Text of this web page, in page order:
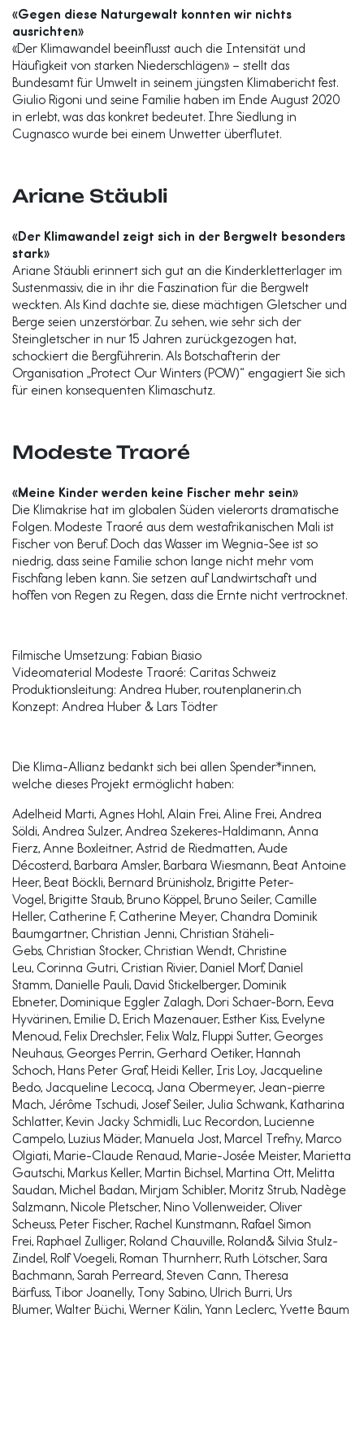
«Gegen diese Naturgewalt konnten wir nichts
ausrichten»
«Der Klimawandel beeinflusst auch die Intensität und
Häufigkeit von starken Niederschlägen» – stellt das
Bundesamt für Umwelt in seinem jüngsten Klimabericht fest.
Giulio Rigoni und seine Familie haben im Ende August 2020
in erlebt, was das konkret bedeutet. Ihre Siedlung in
Cugnasco wurde bei einem Unwetter überflutet.
Ariane Stäubli
«Der Klimawandel zeigt sich in der Bergwelt besonders
stark»
Ariane Stäubli erinnert sich gut an die Kinderkletterlager im
Sustenmassiv, die in ihr die Faszination für die Bergwelt
weckten. Als Kind dachte sie, diese mächtigen Gletscher und
Berge seien unzerstörbar. Zu sehen, wie sehr sich der
Steingletscher in nur 15 Jahren zurückgezogen hat,
schockiert die Bergführerin. Als Botschafterin der
Organisation „Protect Our Winters (POW)“ engagiert Sie sich
für einen konsequenten Klimaschutz.
Modeste Traoré
«Meine Kinder werden keine Fischer mehr sein»
Die Klimakrise hat im globalen Süden vielerorts dramatische
Folgen. Modeste Traoré aus dem westafrikanischen Mali ist
Fischer von Beruf. Doch das Wasser im Wegnia-See ist so
niedrig, dass seine Familie schon lange nicht mehr vom
Fischfang leben kann. Sie setzen auf Landwirtschaft und
hoffen von Regen zu Regen, dass die Ernte nicht vertrocknet.
Filmische Umsetzung: Fabian Biasio
Videomaterial Modeste Traoré: Caritas Schweiz
Produktionsleitung: Andrea Huber, routenplanerin.ch
Konzept: Andrea Huber & Lars Tödter
Die Klima-Allianz bedankt sich bei allen Spender*innen,
welche dieses Projekt ermöglicht haben:
Adelheid Marti, Agnes Hohl, Alain Frei, Aline Frei, Andrea
Söldi, Andrea Sulzer, Andrea Szekeres-Haldimann, Anna
Fierz, Anne Boxleitner, Astrid de Riedmatten, Aude
Décosterd, Barbara Amsler, Barbara Wiesmann, Beat Antoine
Heer, Beat Böckli, Bernard Brünisholz, Brigitte Peter-
Vogel, Brigitte Staub, Bruno Köppel, Bruno Seiler, Camille
Heller, Catherine F, Catherine Meyer, Chandra Dominik
Baumgartner, Christian Jenni, Christian Stäheli-
Gebs, Christian Stocker, Christian Wendt, Christine
Leu, Corinna Gutri, Cristian Rivier, Daniel Morf, Daniel
Stamm, Danielle Pauli, David Stickelberger, Dominik
Ebneter, Dominique Eggler Zalagh, Dori Schaer-Born, Eeva
Hyvärinen, Emilie D., Erich Mazenauer, Esther Kiss, Evelyne
Menoud, Felix Drechsler, Felix Walz, Fluppi Sutter, Georges
Neuhaus, Georges Perrin, Gerhard Oetiker, Hannah
Schoch, Hans Peter Graf, Heidi Keller, Iris Loy, Jacqueline
Bedo, Jacqueline Lecocq, Jana Obermeyer, Jean-pierre
Mach, Jérôme Tschudi, Josef Seiler, Julia Schwank, Katharina
Schlatter, Kevin Jacky Schmidli, Luc Recordon, Lucienne
Campelo, Luzius Mäder, Manuela Jost, Marcel Trefny, Marco
Olgiati, Marie-Claude Renaud, Marie-Josée Meister, Marietta
Gautschi, Markus Keller, Martin Bichsel, Martina Ott, Melitta
Saudan, Michel Badan, Mirjam Schibler, Moritz Strub, Nadège
Salzmann, Nicole Pletscher, Nino Vollenweider, Oliver
Scheuss, Peter Fischer, Rachel Kunstmann, Rafael Simon
Frei, Raphael Zulliger, Roland Chauville, Roland& Silvia Stulz-
Zindel, Rolf Voegeli, Roman Thurnherr, Ruth Lötscher, Sara
Bachmann, Sarah Perreard, Steven Cann, Theresa
Bärfuss, Tibor Joanelly, Tony Sabino, Ulrich Burri, Urs
Blumer, Walter Büchi, Werner Kälin, Yann Leclerc, Yvette Baum